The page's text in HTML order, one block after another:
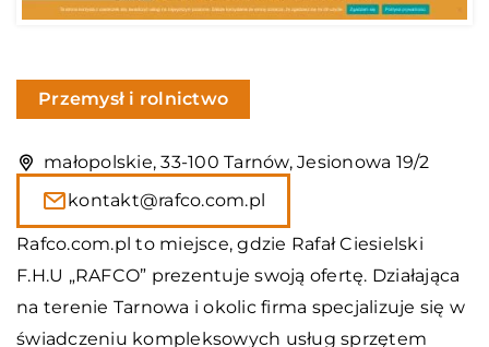
Przemysł i rolnictwo
małopolskie, 33-100 Tarnów, Jesionowa 19/2
kontakt@rafco.com.pl
Rafco.com.pl to miejsce, gdzie Rafał Ciesielski
F.H.U „RAFCO” prezentuje swoją ofertę. Działająca
na terenie Tarnowa i okolic firma specjalizuje się w
świadczeniu kompleksowych usług sprzętem